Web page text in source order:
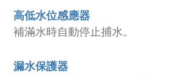
高低水位感應器
補滿水時自動停止捕水。
漏水保護器